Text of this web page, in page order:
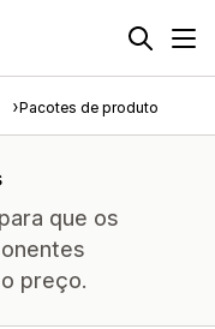
Pacotes de produto
que os
preço.